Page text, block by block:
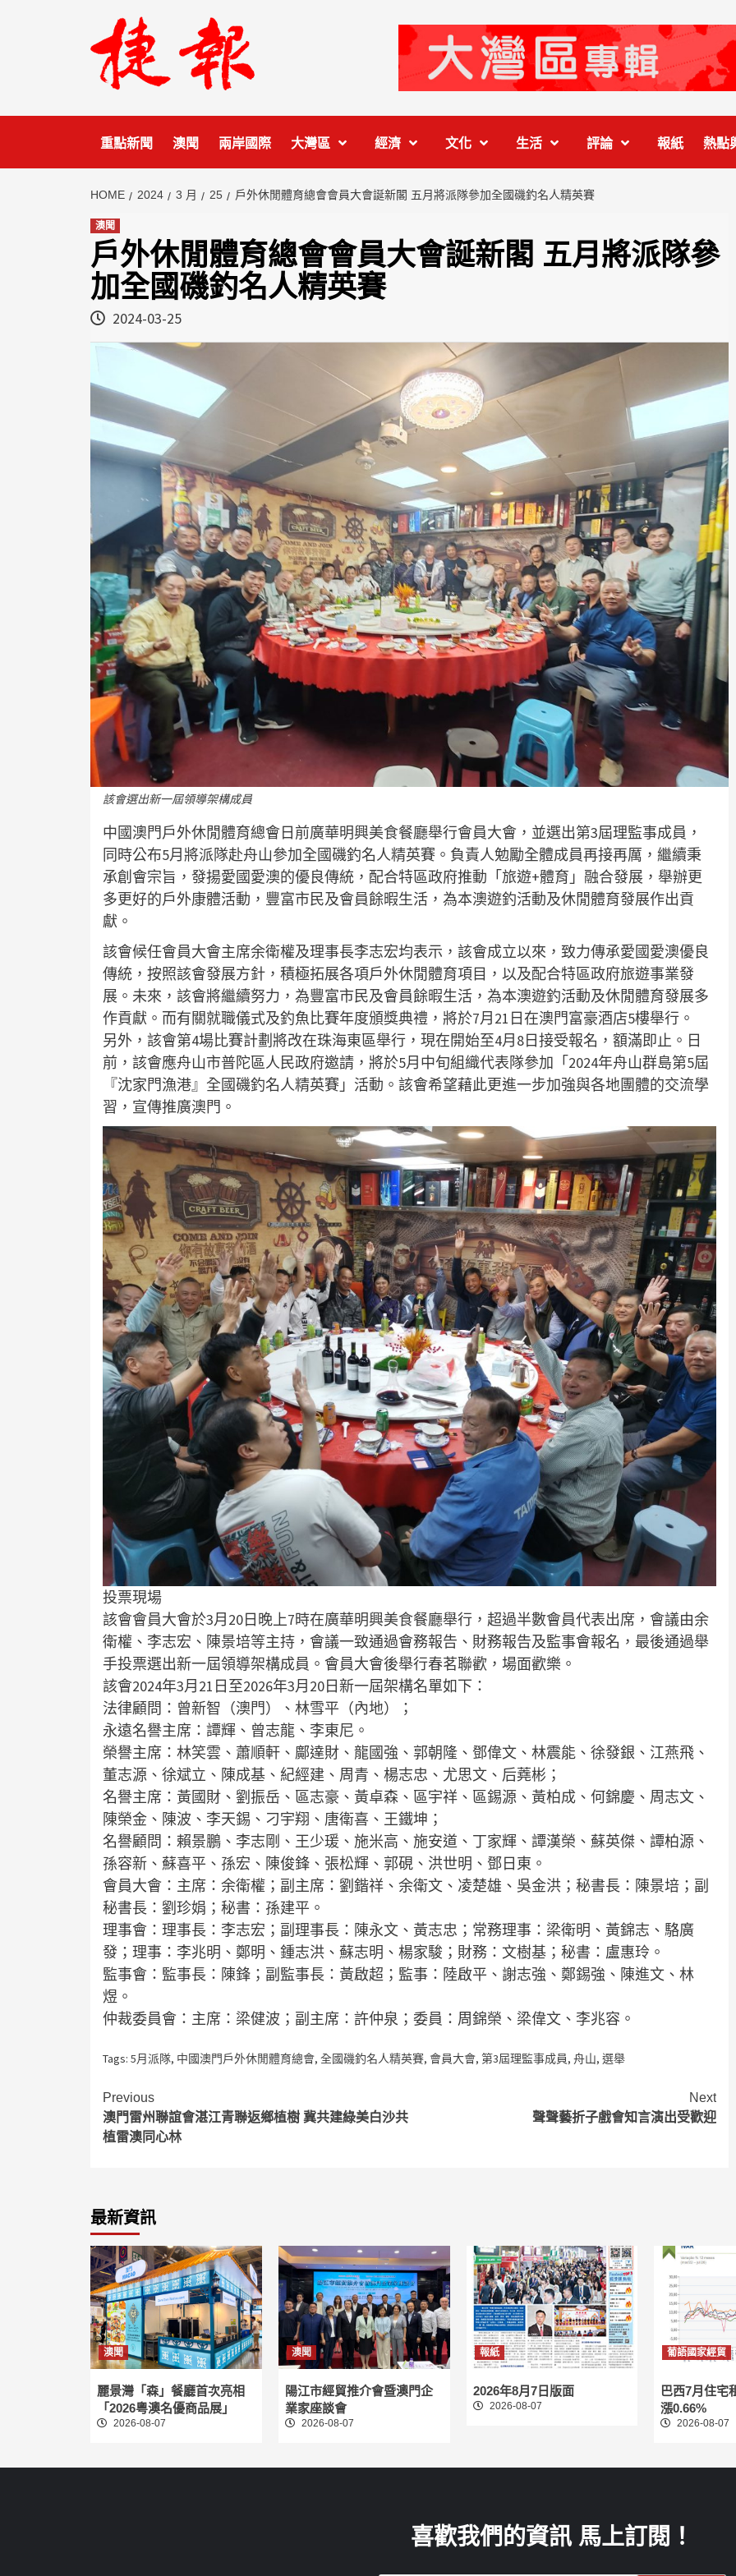
重點新聞 澳聞 兩岸國際 大灣區 經濟 文化 生活 評論 報紙 熱點
HOME 2024 3 月 25 戶外休閒體育總會會員大會誕新閣 五月將派隊參加全國磯釣名人精英賽
澳聞
戶外休閒體育總會會員大會誕新閣 五月將派隊參
加全國磯釣名人精英賽
2024-03-25
該會選出新一屆領導架構成員
中國澳門戶外休閒體育總會日前廣華明興美食餐廳舉行會員大會，並選出第3屆理監事成員，
同時公布5月將派隊赴舟山參加全國磯釣名人精英賽。負責人勉勵全體成員再接再厲，繼續秉
承創會宗旨，發揚愛國愛澳的優良傳統，配合特區政府推動「旅遊+體育」融合發展，舉辦更
多更好的戶外康體活動，豐富市民及會員餘暇生活，為本澳遊釣活動及休閒體育發展作出貢
獻。
該會候任會員大會主席余衛權及理事長李志宏均表示，該會成立以來，致力傳承愛國愛澳優良
傳統，按照該會發展方針，積極拓展各項戶外休閒體育項目，以及配合特區政府旅遊事業發
展。未來，該會將繼續努力，為豐富市民及會員餘暇生活，為本澳遊釣活動及休閒體育發展多
作貢獻。而有關就職儀式及釣魚比賽年度頒獎典禮，將於7月21日在澳門富豪酒店5樓舉行。
另外，該會第4場比賽計劃將改在珠海東區舉行，現在開始至4月8日接受報名，額滿即止。日
前，該會應舟山市普陀區人民政府邀請，將於5月中旬組織代表隊參加「2024年舟山群島第5屆
『沈家門漁港』全國磯釣名人精英賽」活動。該會希望藉此更進一步加強與各地團體的交流學
習，宣傳推廣澳門。
投票現場
該會會員大會於3月20日晚上7時在廣華明興美食餐廳舉行，超過半數會員代表出席，會議由余
衛權、李志宏、陳景培等主持，會議一致通過會務報告、財務報告及監事會報名，最後通過舉
手投票選出新一屆領導架構成員。會員大會後舉行春茗聯歡，場面歡樂。
該會2024年3月21日至2026年3月20日新一屆架構名單如下：
法律顧問：曾新智（澳門）、林雪平（內地）；
永遠名譽主席：譚輝、曾志龍、李東尼。
榮譽主席：林笑雲、蕭順軒、鄺達財、龍國強、郭朝隆、鄧偉文、林震能、徐發銀、江燕飛、
董志源、徐斌立、陳成基、紀經建、周青、楊志忠、尤思文、后蕘彬；
名譽主席：黃國財、劉振岳、區志豪、黃卓森、區宇祥、區錫源、黃柏成、何錦慶、周志文、
陳榮金、陳波、李天錫、刁宇翔、唐衛喜、王鐵坤；
名譽顧問：賴景鵬、李志剛、王少瑗、施米高、施安道、丁家輝、譚漢榮、蘇英傑、譚柏源、
孫容新、蘇喜平、孫宏、陳俊鋒、張松輝、郭硯、洪世明、鄧日東。
會員大會：主席：余衛權；副主席：劉鍇祥、余衛文、凌楚雄、吳金洪；秘書長：陳景培；副
秘書長：劉珍娟；秘書：孫建平。
理事會：理事長：李志宏；副理事長：陳永文、黃志忠；常務理事：梁衛明、黃錦志、駱廣
發；理事：李兆明、鄭明、鍾志洪、蘇志明、楊家駿；財務：文樹基；秘書：盧惠玲。
監事會：監事長：陳鋒；副監事長：黃啟超；監事：陸啟平、謝志強、鄭錫強、陳進文、林
煜。
仲裁委員會：主席：梁健波；副主席：許仲泉；委員：周錦榮、梁偉文、李兆容。
Tags: 5月派隊, 中國澳門戶外休閒體育總會, 全國磯釣名人精英賽, 會員大會, 第3屆理監事成員, 舟山, 選舉
Continue
Reading
Previous
澳門雷州聯誼會湛江青聯返鄉植樹 冀共建綠美白沙共
植雷澳同心林
Next
聲聲藝折子戲會知言演出受歡迎
最新資訊
澳聞
麗景灣「森」餐廳首次亮相
「2026粵澳名優商品展」
2026-08-07
澳聞
陽江市經貿推介會暨澳門企
業家座談會
2026-08-07
報紙
2026年8月7日版面
2026-08-07
葡語國家經貿
巴西7月住宅
漲0.66%
2026-08-07
喜歡我們的資訊 馬上訂閱！